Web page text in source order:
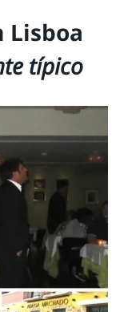
Lisboa
típico